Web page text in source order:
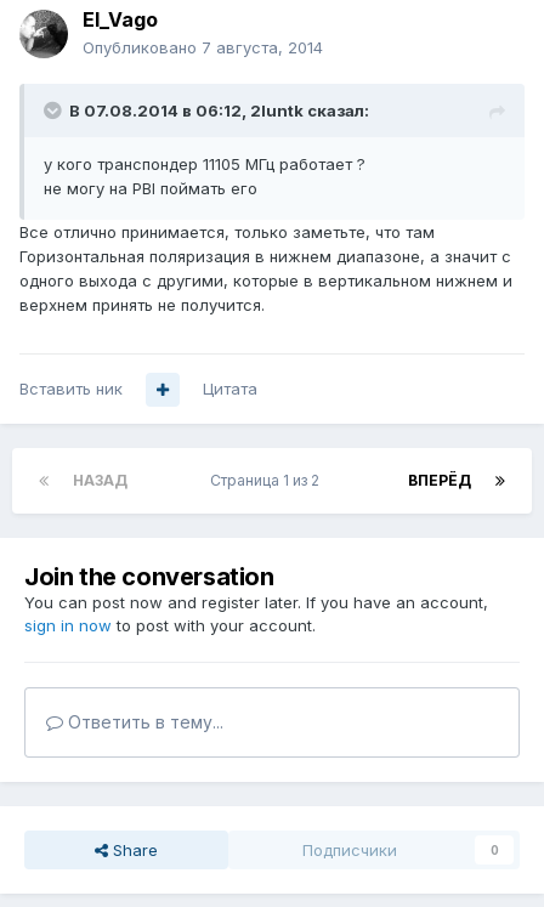
El_Vago
Опубликовано 7 августа, 2014
В 07.08.2014 в 06:12, 2luntk сказал:
у кого транспондер 11105 МГц работает ?
не могу на PBI поймать его
Все отлично принимается, только заметьте, что там
Горизонтальная поляризация в нижнем диапазоне, а значит с
одного выхода с другими, которые в вертикальном нижнем и
верхнем принять не получится.
Вставить ник Цитата
НАЗАД ВПЕРЁД
Страница 1 из 2
Join the conversation
You can post now and register later. If you have an account,
sign in now to post with your account.
Ответить в тему...
Share Подписчики 0